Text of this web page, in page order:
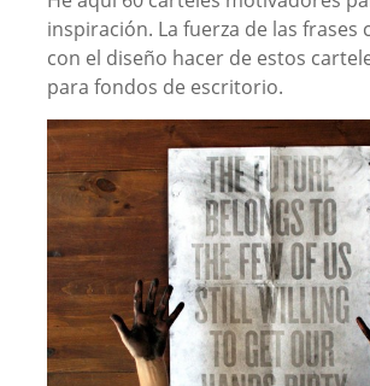
inspiración. La fuerza de las frases
con el diseño hacer de estos
para fondos de escritorio.